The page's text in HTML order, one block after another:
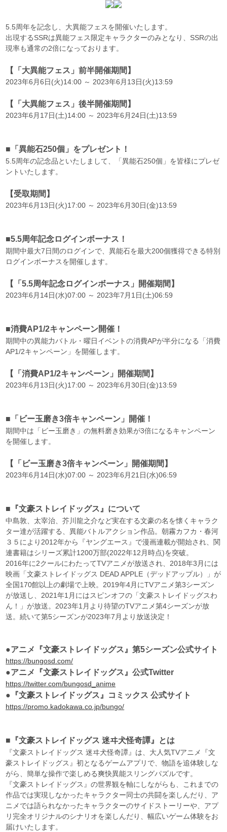
5.5周年を記念し、大異能フェスを開催いたします。
出現するSSRは異能フェス限定キャラクターのみとなり、SSRの出
現率も通常の2倍になっております。
【「大異能フェス」前半開催期間】
2023年6月6日(火)14:00 ～ 2023年6月13日(火)13:59
【「大異能フェス」後半開催期間】
2023年6月17日(土)14:00 ～ 2023年6月24日(土)13:59
■「異能石250個」をプレゼント！
5.5周年の記念品といたしまして、「異能石250個」を皆様にプレゼ
ントいたします。
【受取期間】
2023年6月13日(火)17:00 ～ 2023年6月30日(金)13:59
■5.5周年記念ログインボーナス！
期間中最大7日間のログインで、異能石を最大200個獲得できる特別
ログインボーナスを開催します。
【「5.5周年記念ログインボーナス」開催期間】
2023年6月14日(水)07:00 ～ 2023年7月1日(土)06:59
■消費AP1/2キャンペーン開催！
期間中の異能力バトル・曜日イベントの消費APが半分になる「消費
AP1/2キャンペーン」を開催します。
【「消費AP1/2キャンペーン」開催期間】
2023年6月13日(火)17:00 ～ 2023年6月30日(金)13:59
■「ビー玉磨き3倍キャンペーン」開催！
期間中は「ビー玉磨き」の無料磨き効果が3倍になるキャンペーン
を開催します。
【「ビー玉磨き3倍キャンペーン」開催期間】
2023年6月14日(水)07:00 ～ 2023年6月21日(水)06:59
■『文豪ストレイドッグス』について
中島敦、太宰治、芥川龍之介など実在する文豪の名を懐くキャラク
ター達が活躍する、異能バトルアクション作品。朝霧カフカ・春河
３５により2012年から『ヤングエース』で漫画連載が開始され、関
連書籍はシリーズ累計1200万部(2022年12月時点)を突破。
2016年に2クールにわたってTVアニメが放送され、2018年3月には
映画「文豪ストレイドッグス DEAD APPLE（デッドアップル）」が
全国170館以上の劇場で上映。2019年4月にTVアニメ第3シーズン
が放送し、2021年1月にはスピンオフの「文豪ストレイドッグスわ
ん！」が放送。2023年1月より待望のTVアニメ第4シーズンが放
送。続いて第5シーズンが2023年7月より放送決定！
●アニメ『文豪ストレイドッグス』第5シーズン公式サイト
https://bungosd.com/
●アニメ『文豪ストレイドッグス』公式Twitter
https://twitter.com/bungosd_anime
●『文豪ストレイドッグス』コミックス 公式サイト
https://promo.kadokawa.co.jp/bungo/
■『文豪ストレイドッグス 迷ヰ犬怪奇譚』とは
『文豪ストレイドッグス 迷ヰ犬怪奇譚』は、大人気TVアニメ『文
豪ストレイドッグス』初となるゲームアプリで、物語を追体験しな
がら、簡単な操作で楽しめる爽快異能スリングパズルです。
『文豪ストレイドッグス』の世界観を軸にしながらも、これまでの
作品では実現しなかったキャラクター同士の共闘を楽しんだり、ア
ニメでは語られなかったキャラクターのサイドストーリーや、アプ
リ完全オリジナルのシナリオを楽しんだり、幅広いゲーム体験をお
届けいたします。